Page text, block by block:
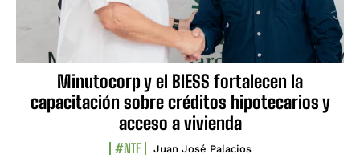
Minutocorp y el BIESS fortalecen la
capacitación sobre créditos hipotecarios y
acceso a vivienda
#NTF Juan José Palacios